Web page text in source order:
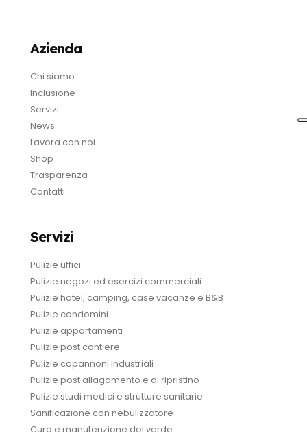
Azienda
Chi siamo
Inclusione
Servizi
News
Lavora con noi
Shop
Trasparenza
Contatti
Servizi
Pulizie uffici
Pulizie negozi ed esercizi commerciali
Pulizie hotel, camping, case vacanze e B&B
Pulizie condomini
Pulizie appartamenti
Pulizie post cantiere
Pulizie capannoni industriali
Pulizie post allagamento e di ripristino
Pulizie studi medici e strutture sanitarie
Sanificazione con nebulizzatore
Cura e manutenzione del verde